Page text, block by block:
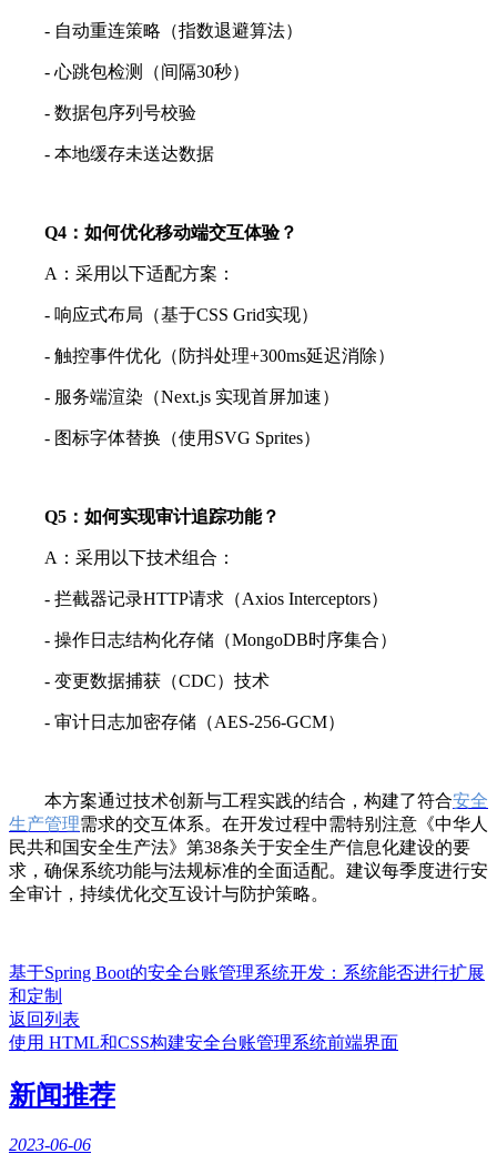
- 自动重连策略（指数退避算法）
- 心跳包检测（间隔30秒）
- 数据包序列号校验
- 本地缓存未送达数据
Q4：如何优化移动端交互体验？
A：采用以下适配方案：
- 响应式布局（基于CSS Grid实现）
- 触控事件优化（防抖处理+300ms延迟消除）
- 服务端渲染（Next.js 实现首屏加速）
- 图标字体替换（使用SVG Sprites）
Q5：如何实现审计追踪功能？
A：采用以下技术组合：
- 拦截器记录HTTP请求（Axios Interceptors）
- 操作日志结构化存储（MongoDB时序集合）
- 变更数据捕获（CDC）技术
- 审计日志加密存储（AES-256-GCM）
本方案通过技术创新与工程实践的结合，构建了符合安全
生产管理需求的交互体系。在开发过程中需特别注意《中华人
民共和国安全生产法》第38条关于安全生产信息化建设的要
求，确保系统功能与法规标准的全面适配。建议每季度进行安
全审计，持续优化交互设计与防护策略。
基于Spring Boot的安全台账管理系统开发：系统能否进行扩展
和定制
返回列表
使用 HTML和CSS构建安全台账管理系统前端界面
新闻推荐
2023-06-06